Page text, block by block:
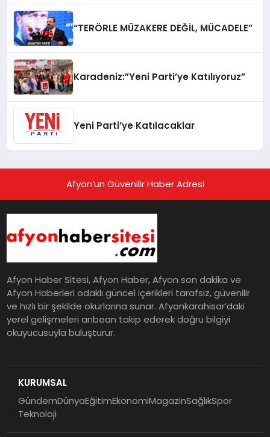
“TERÖRLE MÜZAKERE DEĞİL, MÜCADELE”
Karadeniz:”Yeni Parti’ye Katılıyoruz”
Yeni Parti’ye Katılacaklar
Afyon’un Güvenilir Haber Adresi
Afyon Haber Sitesi, Afyon Haber, Afyon son dakika ve
Afyon Haberleri odaklı güncel içerikleri tarafsız, güvenilir
ve hızlı bir şekilde okurlarına sunar. Afyonkarahisar’daki
yerel gelişmeleri anbean takip ederek doğru bilgiyi
okuyucusuyla buluşturur.
KURUMSAL
GündemDünyaEğitimEkonomiMagazinSağlıkSpor
Teknoloji